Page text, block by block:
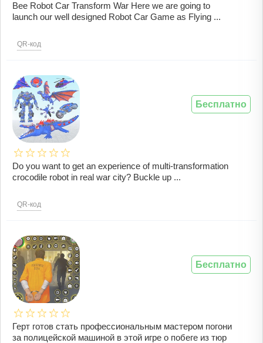
Bee Robot Car Transform War Here we are going to
launch our well designed Robot Car Game as Flying ...
QR-код
Do you want to get an experience of multi-transformation
crocodile robot in real war city? Buckle up ...
QR-код
Бесплатно
Герт готов стать профессиональным мастером погони
за полицейской машиной в этой игре о побеге из тюр
Бесплатно